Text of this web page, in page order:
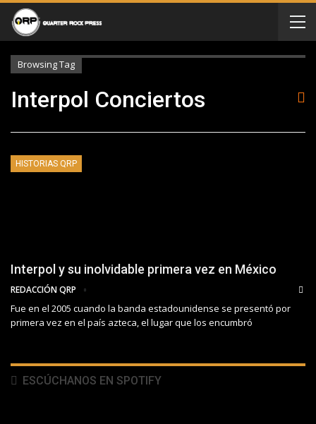
Browsing Tag
Interpol Conciertos
HISTORIAS QRP
Interpol y su inolvidable primera vez en México
REDACCIÓN QRP
Fue en el 2005 cuando la banda estadounidense se presentó por
primera vez en el país azteca, el lugar que los encumbró
ESCÚCHANOS EN SPOTIFY